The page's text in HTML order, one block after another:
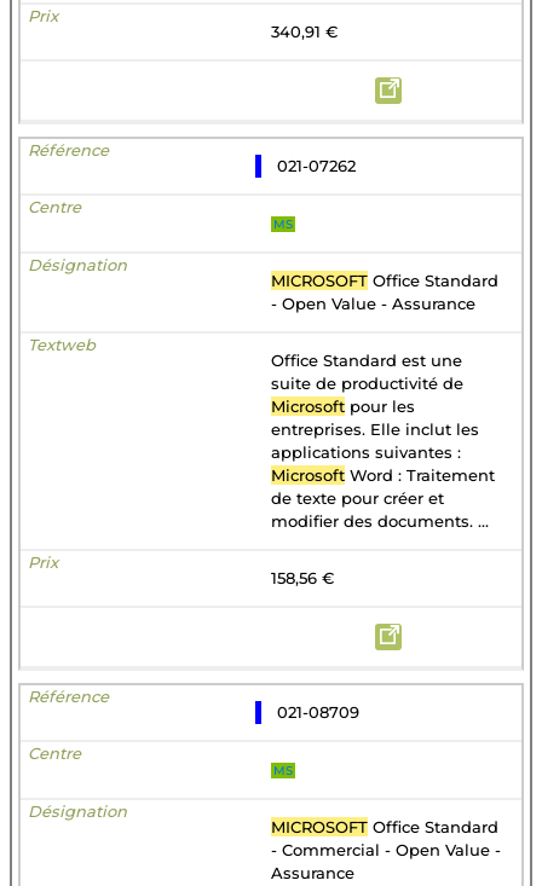
340,91 €
021-07262
MS
MICROSOFT Office Standard
- Open Value - Assurance
Office Standard est une
suite de productivité de
Microsoft pour les
entreprises. Elle inclut les
applications suivantes :
Microsoft Word : Traitement
de texte pour créer et
modifier des documents. ...
158,56 €
021-08709
MS
MICROSOFT Office Standard
- Commercial - Open Value -
Assurance